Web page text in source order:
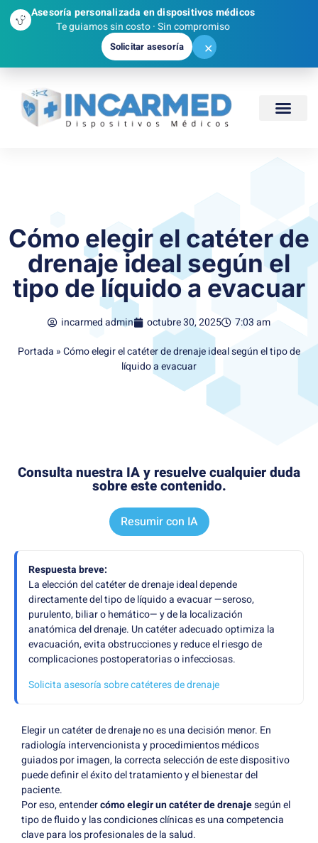
Asesoría personalizada en dispositivos médicos
Te guiamos sin costo · Sin compromiso
Solicitar asesoría ✕
Cómo elegir el catéter de
drenaje ideal según el
tipo de líquido a evacuar
incarmedadmin octubre 30, 2025
7:03 am
Portada »Cómo elegir el catéter de drenaje ideal según el tipo de
líquido a evacuar
Consulta nuestra IA y resuelve cualquier duda
sobre este contenido.
Resumir con IA
Respuesta breve:
La elección del catéter de drenaje ideal depende
directamente del tipo de líquido a evacuar —seroso,
purulento, biliar o hemático— y de la localización
anatómica del drenaje. Un catéter adecuado optimiza la
evacuación, evita obstrucciones y reduce el riesgo de
complicaciones postoperatorias o infecciosas.
Solicita asesoría sobre catéteres de drenaje
Elegir un catéter de drenaje no es una decisión menor. En
radiología intervencionista y procedimientos médicos
guiados por imagen, la correcta selección de este dispositivo
puede definir el éxito del tratamiento y el bienestar del
paciente.
Por eso, entendercómo elegir un catéter de drenajesegún el
tipo de fluido y las condiciones clínicas es una competencia
clave para los profesionales de la salud.